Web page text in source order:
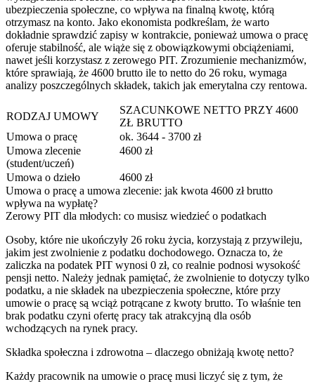
ubezpieczenia społeczne, co wpływa na finalną kwotę, którą
otrzymasz na konto. Jako ekonomista podkreślam, że warto
dokładnie sprawdzić zapisy w kontrakcie, ponieważ umowa o pracę
oferuje stabilność, ale wiąże się z obowiązkowymi obciążeniami,
nawet jeśli korzystasz z zerowego PIT. Zrozumienie mechanizmów,
które sprawiają, że 4600 brutto ile to netto do 26 roku, wymaga
analizy poszczególnych składek, takich jak emerytalna czy rentowa.
RODZAJ UMOWY
SZACUNKOWE NETTO PRZY 4600
ZŁ BRUTTO
Umowa o pracę
ok. 3644 - 3700 zł
Umowa zlecenie
(student/uczeń)
4600 zł
Umowa o dzieło
4600 zł
Umowa o pracę a umowa zlecenie: jak kwota 4600 zł brutto
wpływa na wypłatę?
Zerowy PIT dla młodych: co musisz wiedzieć o podatkach
Osoby, które nie ukończyły 26 roku życia, korzystają z przywileju,
jakim jest zwolnienie z podatku dochodowego. Oznacza to, że
zaliczka na podatek PIT wynosi 0 zł, co realnie podnosi wysokość
pensji netto. Należy jednak pamiętać, że zwolnienie to dotyczy tylko
podatku, a nie składek na ubezpieczenia społeczne, które przy
umowie o pracę są wciąż potrącane z kwoty brutto. To właśnie ten
brak podatku czyni ofertę pracy tak atrakcyjną dla osób
wchodzących na rynek pracy.
Składka społeczna i zdrowotna – dlaczego obniżają kwotę netto?
Każdy pracownik na umowie o pracę musi liczyć się z tym, że